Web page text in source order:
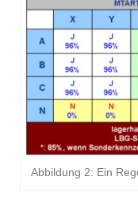
Abbildung 2: Ein